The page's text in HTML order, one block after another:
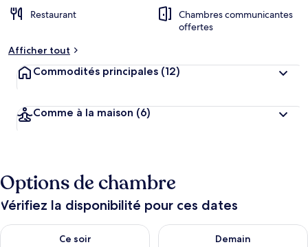
Restaurant
Chambres communicantes
offertes
Afficher tout
Commodités principales (12)
Comme à la maison (6)
Options de chambre
Vérifiez la disponibilité pour ces dates
Ce soir
Vérifier la disponibilité pour ce soir août 6 - août 7
Demain
Vérifier la disponibilité pour